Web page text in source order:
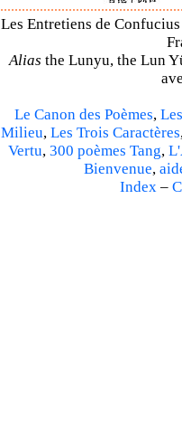
Les Entretiens de
Alias the Lunyu, the Lun
Le Canon des Poèmes,
Milieu, Les Trois Caractères
Vertu, 300 poèmes Tang,
Bienvenue,
Index –